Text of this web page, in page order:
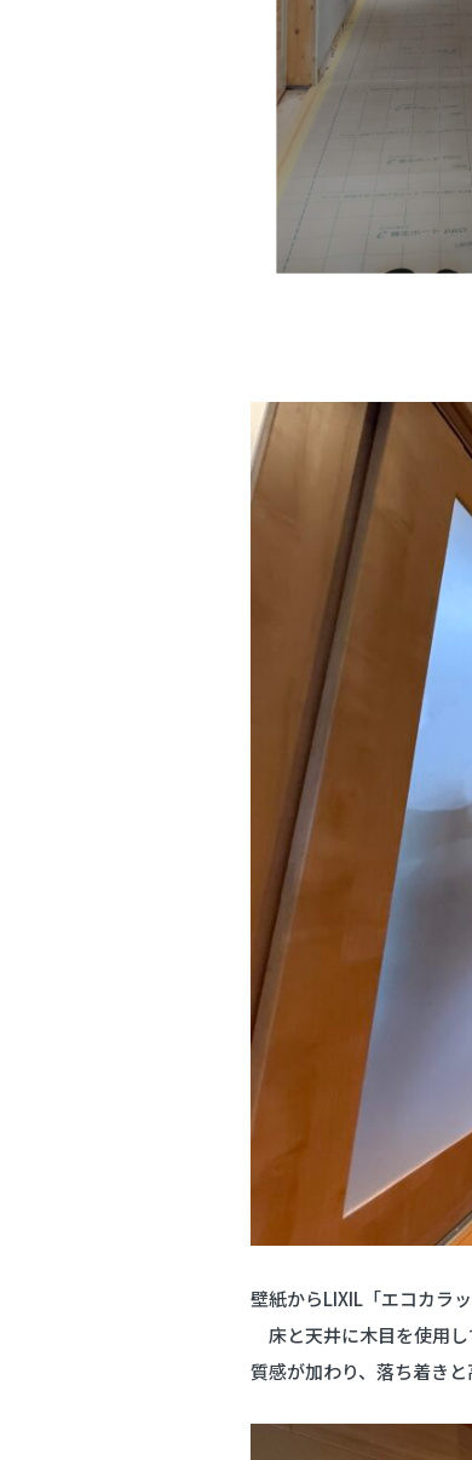
壁紙からLIXIL
床と天井に木目を使用
質感が加わり、落ち着きと